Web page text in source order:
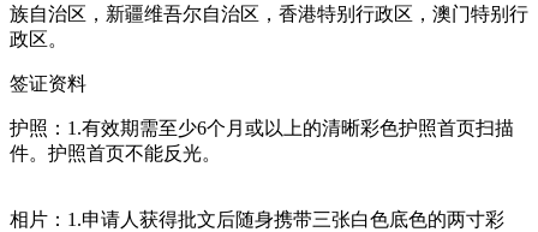
族自治区，新疆维吾尔自治区，香港特别行政区，澳门特别行
政区。
签证资料
护照：1.有效期需至少6个月或以上的清晰彩色护照首页扫描
件。护照首页不能反光。
相片：1.申请人获得批文后随身携带三张白色底色的两寸彩